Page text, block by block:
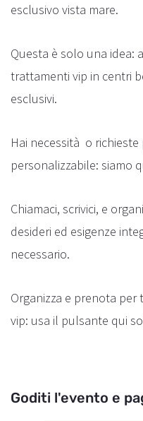
esclusivo vista mare.
Questa è solo una idea:
trattamenti vip in centri
esclusivi.
Hai necessità o
personalizzabile: siamo
Chiamaci, scrivici, e
desideri ed esigenze
necessario.
Organizza e prenota
vip: usa il pulsante qui
Goditi l'evento e